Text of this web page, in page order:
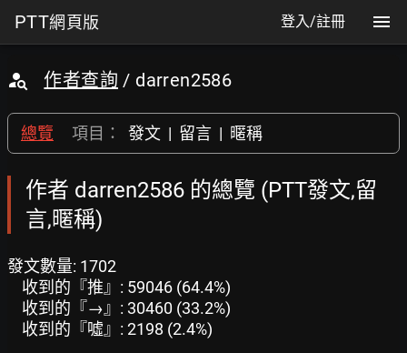
PTT網頁版 登入/註冊
作者查詢 / darren2586
總覽 項目： 發文 | 留言 | 暱稱
作者 darren2586 的總覽 (PTT發文,留
言,暱稱)
發文數量: 1702
收到的『推』: 59046 (64.4%)
收到的『→』: 30460 (33.2%)
收到的『噓』: 2198 (2.4%)